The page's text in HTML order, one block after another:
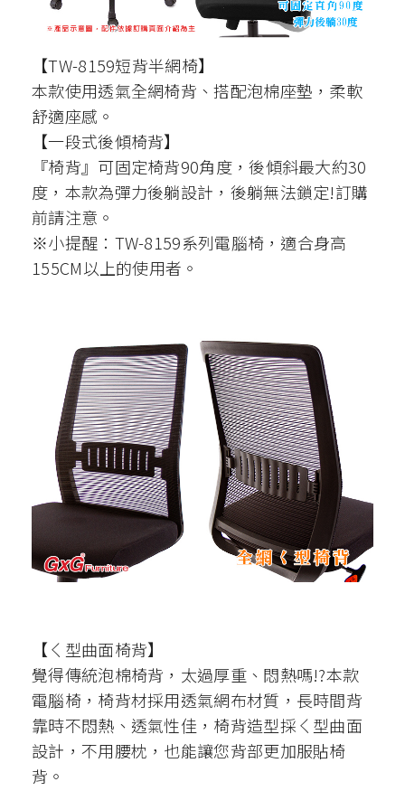
【TW-8159短背半網椅】
本款使用透氣全網椅背、搭配泡棉座墊，柔軟
舒適座感。
【一段式後傾椅背】
『椅背』可固定椅背90角度，後傾斜最大約30
度，本款為彈力後躺設計，後躺無法鎖定!訂購
前請注意。
※小提醒：TW-8159系列電腦椅，適合身高
155CM以上的使用者。
【ㄑ型曲面椅背】
覺得傳統泡棉椅背，太過厚重、悶熱嗎!?本款
電腦椅，椅背材採用透氣網布材質，長時間背
靠時不悶熱、透氣性佳，椅背造型採ㄑ型曲面
設計，不用腰枕，也能讓您背部更加服貼椅
背。